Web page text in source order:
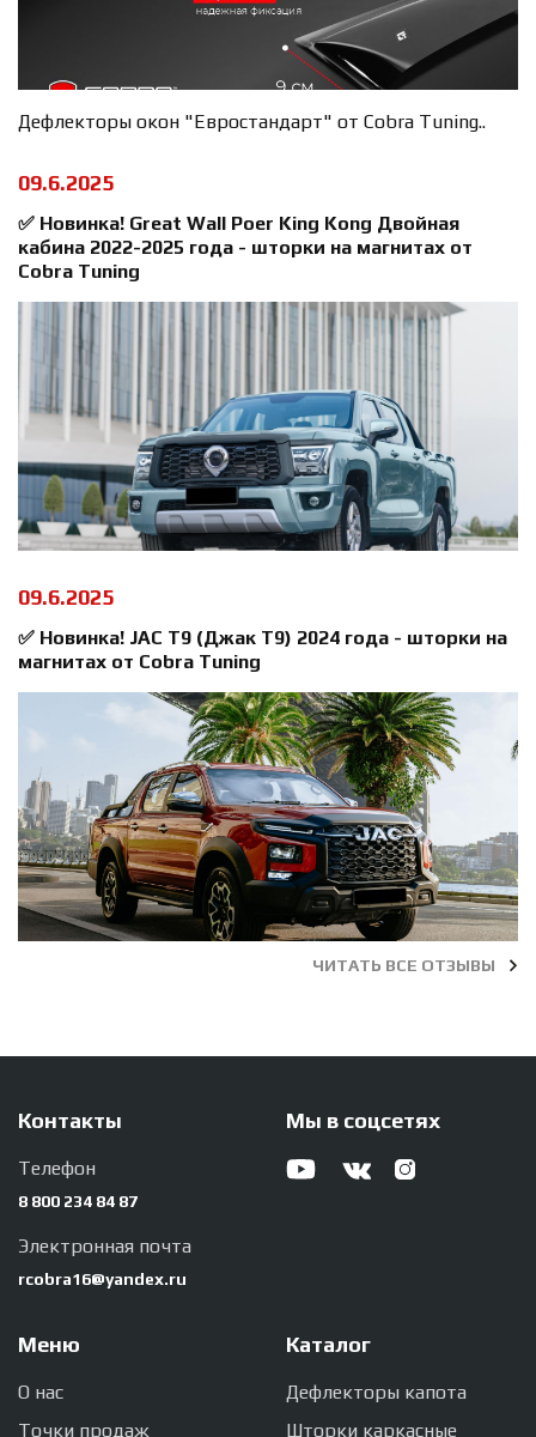
Дефлекторы окон "Евростандарт" от Cobra Tuning..
09.6.2025
✅ Новинка! Great Wall Poer King Kong Двойная
кабина 2022-2025 года - шторки на магнитах от
Cobra Tuning
09.6.2025
✅ Новинка! JAC T9 (Джак Т9) 2024 года - шторки на
магнитах от Cobra Tuning
ЧИТАТЬ ВСЕ ОТЗЫВЫ
Контакты
Телефон
8 800 234 84 87
Электронная почта
rcobra16@yandex.ru
Мы в соцсетях
Меню
О нас
Точки продаж
Каталог
Дефлекторы капота
Шторки каркасные